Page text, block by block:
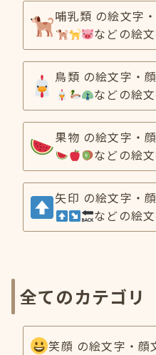
哺乳類 の絵文字
などの絵
鳥類 の絵文字・
などの絵
果物 の絵文字・
などの絵
矢印 の絵文字・
などの絵
全てのカテゴリ
笑顔 の絵文字・顔